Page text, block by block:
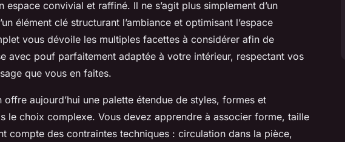
espace convivial et raffiné. Il ne s’agit plus simplement d’un
élément clé structurant l’ambiance et optimisant l’espace
vous dévoile les multiples facettes à considérer afin de
avec pouf parfaitement adaptée à votre intérieur, respectant vos
que vous en faites.
aujourd’hui une palette étendue de styles, formes et
le choix complexe. Vous devez apprendre à associer forme, taille
compte des contraintes techniques : circulation dans la pièce,